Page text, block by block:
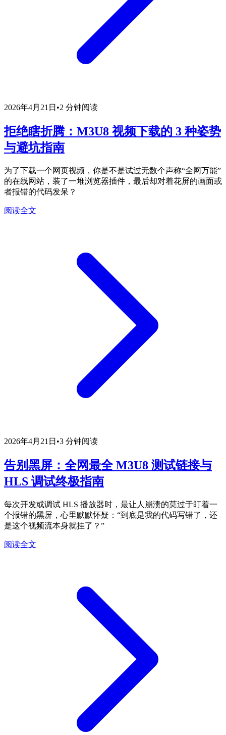
2026年4月21日 •2 分钟阅读
拒绝瞎折腾：M3U8 视频下载的 3 种姿势
与避坑指南
为了下载一个网页视频，你是不是试过无数个声称“全网万能”
的在线网站，装了一堆浏览器插件，最后却对着花屏的画面或
者报错的代码发呆？
阅读全文
2026年4月21日 •3 分钟阅读
告别黑屏：全网最全 M3U8 测试链接与
HLS 调试终极指南
每次开发或调试 HLS 播放器时，最让人崩溃的莫过于盯着一
个报错的黑屏，心里默默怀疑：“到底是我的代码写错了，还
是这个视频流本身就挂了？”
阅读全文